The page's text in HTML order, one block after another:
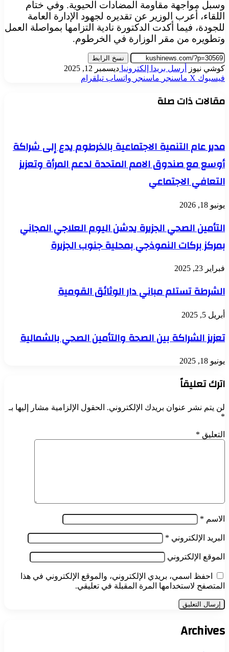
وسبل مواجهة مقاومة المضادات الحيوية. وفي ختام
اللقاء، أعرب الوزير عن تقديره لجهود الإدارة العامة
للجودة، فيما أكدت الدكتورة نادية التزامها بمواصلة العمل
وتطويره من مقر الوزارة في الخرطوم.
نسخ الرابط
كوشي نيوز أرسل بريدا إلكترونيا ديسمبر 12, 2025
فيسبوك ‫X ماسنجر ماسنجر واتساب تيلقرام
مقالات ذات صلة
مدير عام التنمية الاجتماعية بالخرطوم يدع إلى شراكة
أوسع مع صندوق الامم المتحدة لدعم المرأة وتعزيز
التعافي الاجتماعي
يونيو 18, 2026
التأمين الصحي الجزيرة يدشن اليوم العلاجي المجاني
بمركز بركات النموذجي بمحلية جنوب الجزيرة
فبراير 23, 2025
الشرطة تستلم مباني دار الوثائق القومية
أبريل 5, 2025
تعزيز الشراكة بين الصحة والتأمين الصحي بالشمالية
يونيو 18, 2025
اترك تعليقاً
لن يتم نشر عنوان بريدك الإلكتروني. الحقول الإلزامية مشار إليها بـ
*
التعليق *
الاسم *
البريد الإلكتروني *
الموقع الإلكتروني
احفظ اسمي، بريدي الإلكتروني، والموقع الإلكتروني في هذا
المتصفح لاستخدامها المرة المقبلة في تعليقي.
Archives